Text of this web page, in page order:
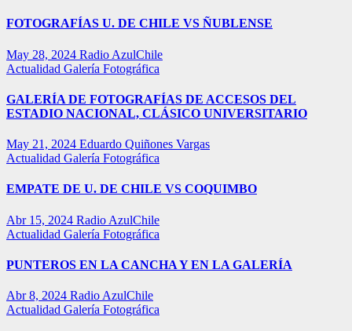
FOTOGRAFÍAS U. DE CHILE VS ÑUBLENSE
May 28, 2024 Radio AzulChile
Actualidad Galería Fotográfica
GALERÍA DE FOTOGRAFÍAS DE ACCESOS DEL
ESTADIO NACIONAL, CLÁSICO UNIVERSITARIO
May 21, 2024 Eduardo Quiñones Vargas
Actualidad Galería Fotográfica
EMPATE DE U. DE CHILE VS COQUIMBO
Abr 15, 2024 Radio AzulChile
Actualidad Galería Fotográfica
PUNTEROS EN LA CANCHA Y EN LA GALERÍA
Abr 8, 2024 Radio AzulChile
Actualidad Galería Fotográfica